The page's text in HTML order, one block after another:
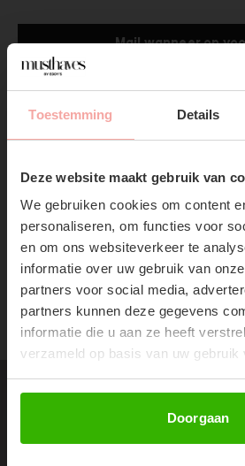
Toestemming Details
Deze website maakt gebruik van
We gebruiken cookies om content
personaliseren, om functies voor
en om ons websiteverkeer te
informatie over uw gebruik van
partners voor social media,
partners kunnen deze gegevens
informatie die u aan ze heeft
verzameld op basis van uw gebruik
Doorgaan
SUBSCRIBE NOW
10% OFF YOUR
ORDER!
Don't miss out on our trendy new
Mail wanneer op
Gratis verzendingVanaf €75,-
Verzenden & Retourneren
RECENTE
50%